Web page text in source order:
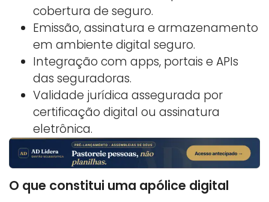
cobertura de seguro.
Emissão, assinatura e armazenamento
em ambiente digital seguro.
Integração com apps, portais e APIs
das seguradoras.
Validade jurídica assegurada por
certificação digital ou assinatura
eletrônica.
O que constitui uma apólice digital